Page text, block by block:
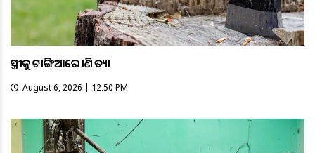
ସ୍ତ୍ରୀକୁ ଟାଙ୍ଗିଆରେ ହାଣି ହତ୍ୟା
August 6, 2026 | 12:50 PM